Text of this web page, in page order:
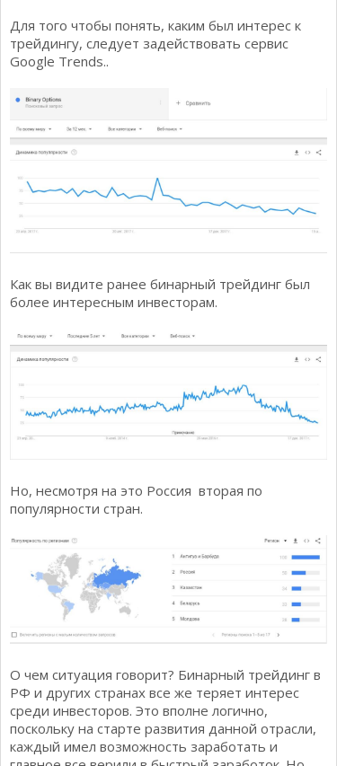
Для того чтобы понять, каким был интерес к
трейдингу, следует задействовать сервис
Google Trends..
Как вы видите ранее бинарный трейдинг был
более интересным инвесторам.
Но, несмотря на это Россия вторая по
популярности стран.
О чем ситуация говорит? Бинарный трейдинг в
РФ и других странах все же теряет интерес
среди инвесторов. Это вполне логично,
поскольку на старте развития данной отрасли,
каждый имел возможность заработать и